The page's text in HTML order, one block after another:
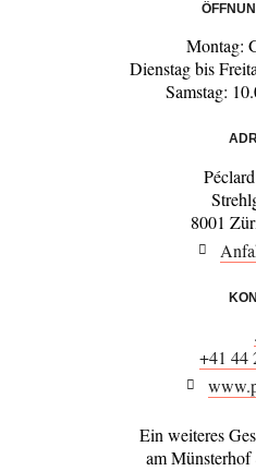
Montag:
Dienstag bis
Samstag:
8001
+41 44
Ein weiteres
am